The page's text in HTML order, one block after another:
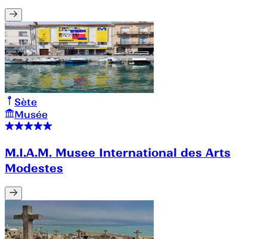
Sète
Musée
M.I.A.M. Musee International des Arts
Modestes